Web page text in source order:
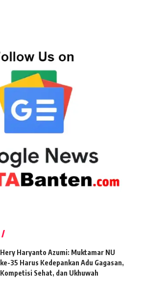
Hery Haryanto Azumi: Muktamar NU
ke-35 Harus Kedepankan Adu Gagasan,
Kompetisi Sehat, dan Ukhuwah